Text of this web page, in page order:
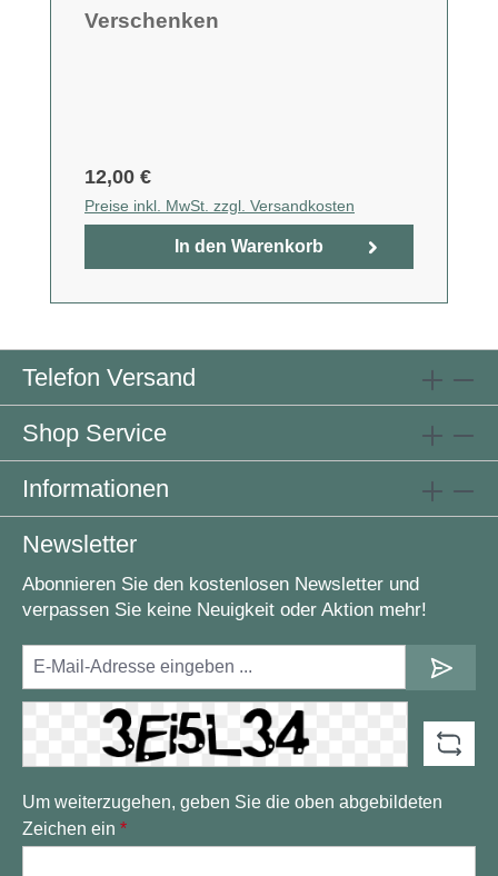
Verschenken
12,00 €
Preise inkl. MwSt. zzgl. Versandkosten
In den Warenkorb
Telefon Versand
Shop Service
Informationen
Newsletter
Abonnieren Sie den kostenlosen Newsletter und
verpassen Sie keine Neuigkeit oder Aktion mehr!
Um weiterzugehen, geben Sie die oben abgebildeten
Zeichen ein *